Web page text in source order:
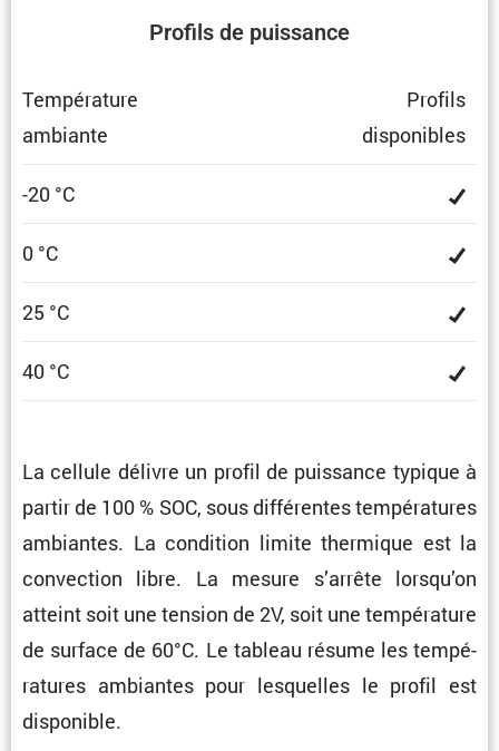
Profils de puissance
Tempé­ra­ture
ambiante
Profils
dispo­nibles
-20 °C
0 °C
25 °C
40 °C
La cellule délivre un profil de puissance typique à
partir de 100 % SOC, sous diffé­rentes tempé­ra­tures
ambiantes. La condi­tion limite thermique est la
convec­tion libre. La mesure s’arrête lorsqu’on
atteint soit une tension de 2V, soit une tempé­ra­ture
de surface de 60°C. Le tableau résume les tempé­
ra­tures ambiantes pour lesquelles le profil est
disponible.